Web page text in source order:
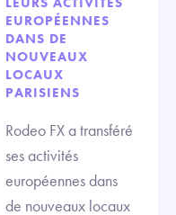
EUROPÉENNES
DANS DE
NOUVEAUX
LOCAUX
PARISIENS
Rodeo FX a transféré
ses activités
européennes dans
de nouveaux locaux